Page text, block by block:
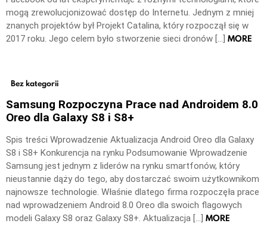
mogą zrewolucjonizować dostęp do Internetu. Jednym z mniej
znanych projektów był Projekt Catalina, który rozpoczął się w
2017 roku. Jego celem było stworzenie sieci dronów […] MORE
Bez kategorii
Samsung Rozpoczyna Prace nad Androidem 8.0
Oreo dla Galaxy S8 i S8+
Spis treści Wprowadzenie Aktualizacja Android Oreo dla Galaxy
S8 i S8+ Konkurencja na rynku Podsumowanie Wprowadzenie
Samsung jest jednym z liderów na rynku smartfonów, który
nieustannie dąży do tego, aby dostarczać swoim użytkownikom
najnowsze technologie. Właśnie dlatego firma rozpoczęła prace
nad wprowadzeniem Android 8.0 Oreo dla swoich flagowych
modeli Galaxy S8 oraz Galaxy S8+. Aktualizacja […] MORE